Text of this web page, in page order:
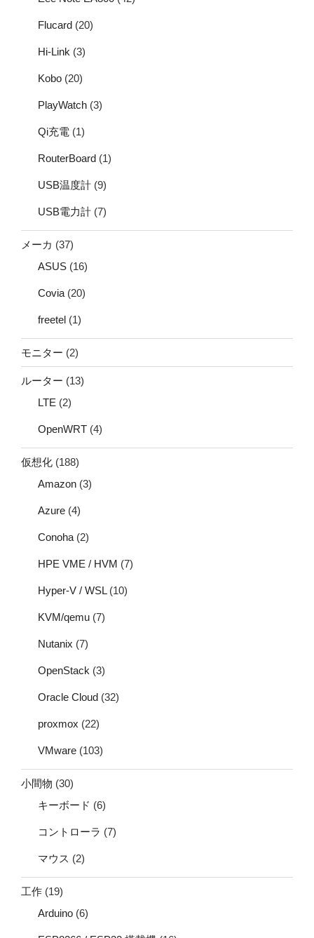
Flucard (20)
Hi-Link (3)
Kobo (20)
PlayWatch (3)
Qi充電 (1)
RouterBoard (1)
USB温度計 (9)
USB電力計 (7)
メーカ (37)
ASUS (16)
Covia (20)
freetel (1)
モニター (2)
ルーター (13)
LTE (2)
OpenWRT (4)
仮想化 (188)
Amazon (3)
Azure (4)
Conoha (2)
HPE VME / HVM (7)
Hyper-V / WSL(10)
KVM/qemu (7)
Nutanix (7)
OpenStack (3)
Oracle Cloud (32)
proxmox (22)
VMware (103)
小間物 (30)
キーボード (6)
コントローラ (7)
マウス (2)
工作 (19)
Arduino (6)